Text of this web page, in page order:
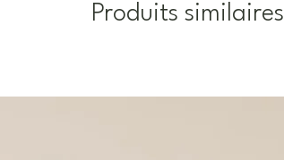
Produits similaires